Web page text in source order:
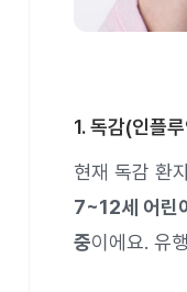
1. 독감(인플
현재 독감 환
7~12세 어린
중이에요. 유